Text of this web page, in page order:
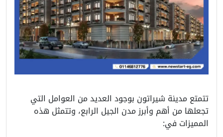
تتمتع مدينة شيراتون بوجود العديد من العوامل التي
تجعلها من أهم وأبرز مدن الجيل الرابع، وتتمثل هذه
المميزات في: